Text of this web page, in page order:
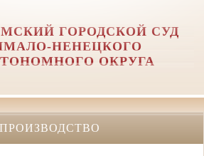
ГОРОДСКОЙ СУД
НЕНЕЦКОГО
ОКРУГА